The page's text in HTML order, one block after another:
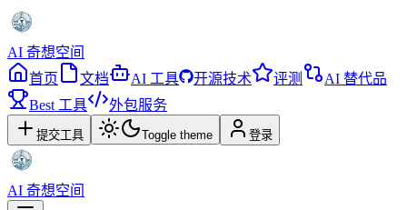
AI 奇想空间
首页
文档 AI 工具 开源技术 评测
AI 替代品
Best 工具
外包服务
提交工具 Toggle theme 登录
AI 奇想空间